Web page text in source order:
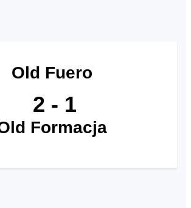
Old Fuero
Formacja
2 - 1